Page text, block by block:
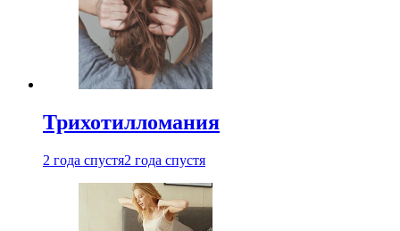
Трихотилломания
2 года спустя2 года спустя